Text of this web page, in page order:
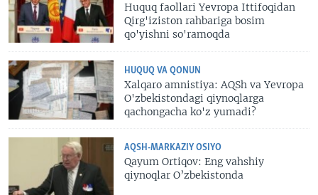
Huquq faollari Yevropa Ittifoqidan
Qirg'iziston rahbariga bosim
qo'yishni so'ramoqda
HUQUQ VA QONUN
Xalqaro amnistiya: AQSh va Yevropa
O'zbekistondagi qiynoqlarga
qachongacha ko'z yumadi?
AQSH-MARKAZIY OSIYO
Qayum Ortiqov: Eng vahshiy
qiynoqlar O’zbekistonda